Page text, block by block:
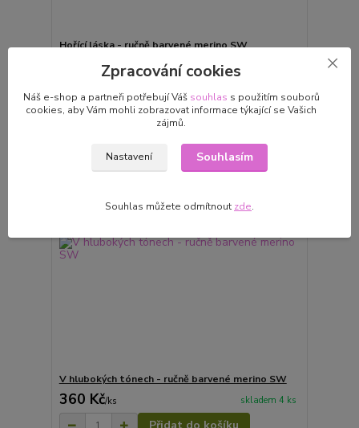
Hořící láska - ručně barvené merino SW
360 Kč/ks
Přidat do košíku
V hlubokých tónech - ručně barvené merino SW
360 Kč/ks skladem 4 ks
Zpracování cookies
Náš e-shop a partneři potřebují Váš souhlas s použitím souborů
cookies, aby Vám mohli zobrazovat informace týkající se Vašich
zájmů.
Nastavení Souhlasím
Souhlas můžete odmítnout zde.